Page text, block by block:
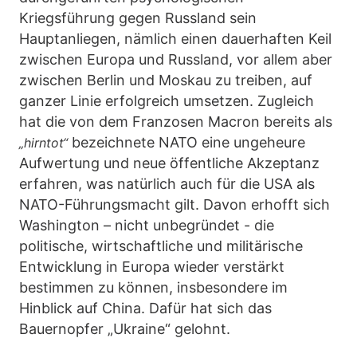
Kriegsführung gegen Russland sein
Hauptanliegen, nämlich einen dauerhaften Keil
zwischen Europa und Russland, vor allem aber
zwischen Berlin und Moskau zu treiben, auf
ganzer Linie erfolgreich umsetzen. Zugleich
hat die von dem Franzosen Macron bereits als
„hirntot“bezeichnete NATO eine ungeheure
Aufwertung und neue öffentliche Akzeptanz
erfahren, was natürlich auch für die USA als
NATO-Führungsmacht gilt. Davon erhofft sich
Washington – nicht unbegründet - die
politische, wirtschaftliche und militärische
Entwicklung in Europa wieder verstärkt
bestimmen zu können, insbesondere im
Hinblick auf China. Dafür hat sich das
Bauernopfer „Ukraine“ gelohnt.